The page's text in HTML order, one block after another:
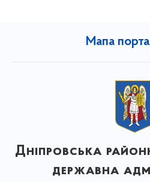
Мапа
Дніпровська
державна